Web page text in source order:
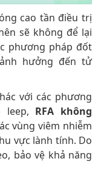
cao tần điều trị
sẽ không để lại
phương pháp đốt
hưởng đến tử
với các phương
RFA không
vùng viêm nhiễm
vực lành tính. Do
bảo vệ khả năng